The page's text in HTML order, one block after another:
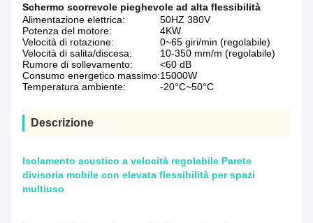
Schermo scorrevole pieghevole ad alta flessibilità
Alimentazione elettrica:
50HZ 380V
Potenza del motore:
4KW
Velocità di rotazione:
0~65 giri/min (regolabile)
Velocità di salita/discesa:
10-350 mm/m (regolabile)
Rumore di sollevamento:
<60 dB
Consumo energetico massimo:15000W
Temperatura ambiente:
-20°C~50°C
Descrizione
Isolamento acustico a velocità regolabile Parete
divisoria mobile con elevata flessibilità per spazi
multiuso